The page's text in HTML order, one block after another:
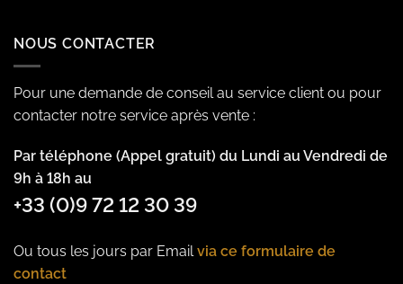
NOUS CONTACTER
Pour une demande de conseil au service client ou pour
contacter notre service après vente :
Par téléphone (Appel gratuit) du Lundi au Vendredi de
9h à 18h au
+33 (0)9 72 12 30 39
Ou tous les jours par Emailvia ce formulaire de
contact